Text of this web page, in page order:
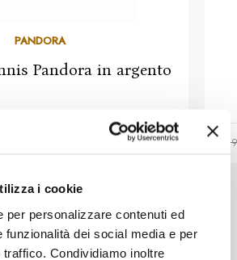
i cookie
per personalizzare contenuti ed
funzionalità dei social media e per
Condividiamo inoltre
PANDORA
Pandora in argento
€
simili